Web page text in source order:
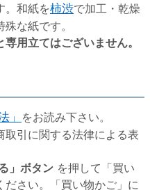
。和紙を柿渋で加工・乾燥
な紙です。
専用立てはございません。
」 をお読み下さい。
取引に関する法律による表
」ボタン を押して「買い
さい。「買い物かご」に